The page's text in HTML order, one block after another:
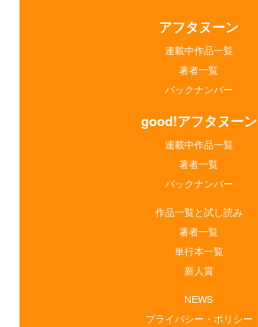
アフタヌーン
連載中作品一覧
著者一覧
バックナンバー
good!アフタヌーン
連載中作品一覧
著者一覧
バックナンバー
作品一覧と試し読み
著者一覧
単行本一覧
新人賞
NEWS
プライバシー・ポリシー